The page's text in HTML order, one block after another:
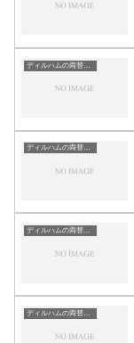
ディルハムの両替目安
ディルハムの両替目安
ディルハムの両替目安
ディルハムの両替目安